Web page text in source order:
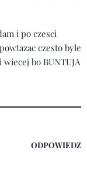
i po czesci
czesto byle
bo BUNTUJA
ODPOWIEDZ